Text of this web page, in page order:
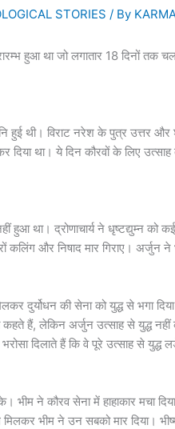
STORIES / By
हुआ था जो लगातार 18 दिनों तक
हुई थी। विराट नरेश के पुत्र उत्तर
दिया था। ये दिन कौरवों के लिए
हुआ था। द्रोणाचार्य ने धृष्टद्युम्न को
कलिंग और निषाद मार गिराए। अर्जुन ने
दुर्योधन की सेना को युद्ध से भगा
हैं, लेकिन अर्जुन उत्साह से युद्ध नहीं
दिलाते हैं कि वे पूरे उत्साह से युद्ध
भीम ने कौरव सेना में हाहाकार मचा
भीम ने उन सबको मार दिया।